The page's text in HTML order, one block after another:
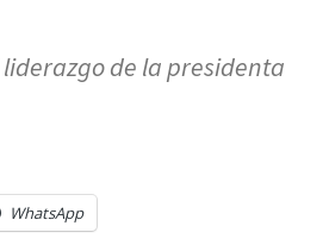
de la presidenta
WhatsApp